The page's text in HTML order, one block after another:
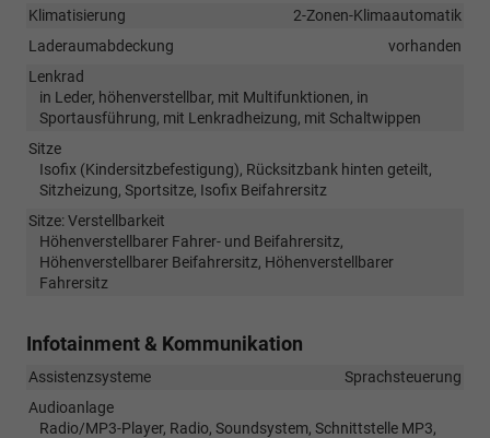
Klimatisierung
2-Zonen-Klimaautomatik
Laderaumabdeckung
vorhanden
Lenkrad
in Leder, höhenverstellbar, mit Multifunktionen, in
Sportausführung, mit Lenkradheizung, mit Schaltwippen
Sitze
Isofix (Kindersitzbefestigung), Rücksitzbank hinten geteilt,
Sitzheizung, Sportsitze, Isofix Beifahrersitz
Sitze: Verstellbarkeit
Höhenverstellbarer Fahrer- und Beifahrersitz,
Höhenverstellbarer Beifahrersitz, Höhenverstellbarer
Fahrersitz
Infotainment & Kommunikation
Assistenzsysteme
Sprachsteuerung
Audioanlage
Radio/MP3-Player, Radio, Soundsystem, Schnittstelle MP3,